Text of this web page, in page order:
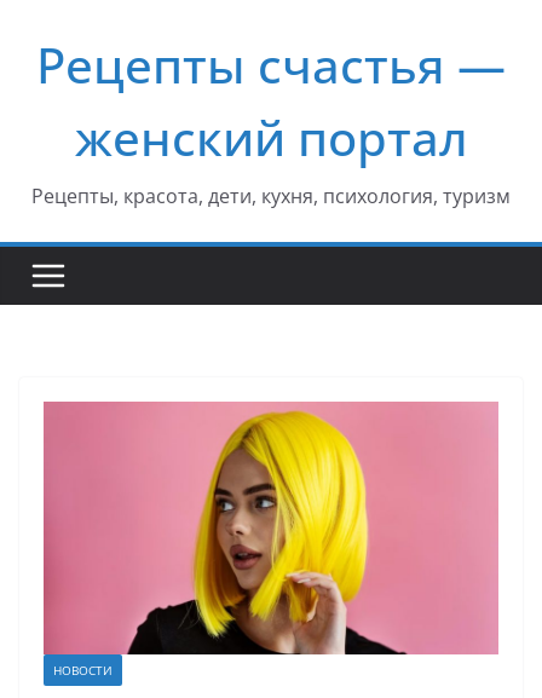
содержимому
Рецепты счастья —
женский портал
Рецепты, красота, дети, кухня, психология, туризм
НОВОСТИ